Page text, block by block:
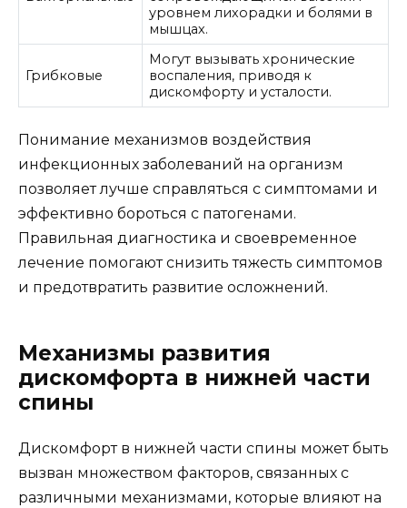
уровнем лихорадки и болями в
мышцах.
Грибковые
Могут вызывать хронические
воспаления, приводя к
дискомфорту и усталости.
Понимание механизмов воздействия
инфекционных заболеваний на организм
позволяет лучше справляться с симптомами и
эффективно бороться с патогенами.
Правильная диагностика и своевременное
лечение помогают снизить тяжесть симптомов
и предотвратить развитие осложнений.
Механизмы развития
дискомфорта в нижней части
спины
Дискомфорт в нижней части спины может быть
вызван множеством факторов, связанных с
различными механизмами, которые влияют на